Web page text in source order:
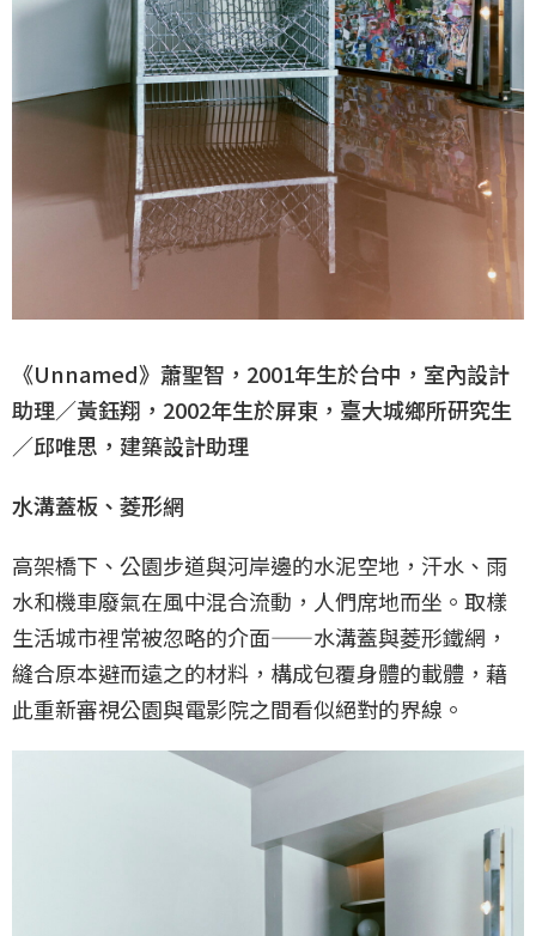
《Unnamed》蕭聖智，2001年生於台中，室內設計
助理／黃鈺翔，2002年生於屏東，臺大城鄉所研究生
／邱唯思，建築設計助理
水溝蓋板、菱形網
高架橋下、公園步道與河岸邊的水泥空地，汗水、雨
水和機車廢氣在風中混合流動，人們席地而坐。取樣
生活城市裡常被忽略的介面——水溝蓋與菱形鐵網，
縫合原本避而遠之的材料，構成包覆身體的載體，藉
此重新審視公園與電影院之間看似絕對的界線。